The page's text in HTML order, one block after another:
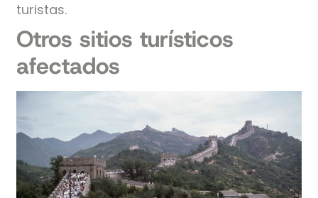
turistas.
Otros sitios turísticos
afectados